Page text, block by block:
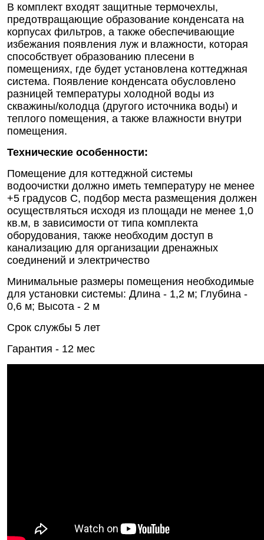
В комплект входят защитные термочехлы,
предотвращающие образование конденсата на
корпусах фильтров, а также обеспечивающие
избежания появления луж и влажности, которая
способствует образованию плесени в
помещениях, где будет установлена коттеджная
система. Появление конденсата обусловлено
разницей температуры холодной воды из
скважины/колодца (другого источника воды) и
теплого помещения, а также влажности внутри
помещения.
Технические особенности:
Помещение для коттеджной системы
водоочистки должно иметь температуру не менее
+5 градусов С, подбор места размещения должен
осуществляться исходя из площади не менее 1,0
кв.м, в зависимости от типа комплекта
оборудования, также необходим доступ в
канализацию для организации дренажных
соединений и электричество
Минимальные размеры помещения необходимые
для установки системы: Длина - 1,2 м; Глубина -
0,6 м; Высота - 2 м
Срок службы 5 лет
Гарантия - 12 мес